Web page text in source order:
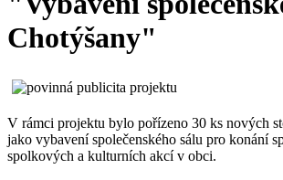
Chotýšany"
V rámci projektu bylo pořízeno 30 ks nových
jako vybavení společenského sálu pro konání
spolkových a kulturních akcí v obci.